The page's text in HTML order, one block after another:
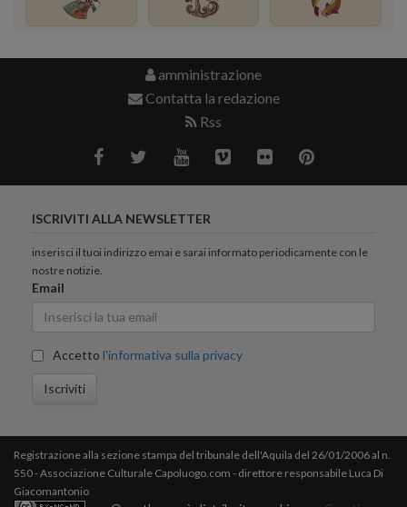
amministrazione
Contatta la redazione
Rss
ISCRIVITI ALLA NEWSLETTER
inserisci il tuoi indirizzo emai e sarai informato periodicamente con le
nostre notizie.
Email
Accetto l'informativa sulla privacy
Iscriviti
Registrazione alla sezione stampa del tribunale dell'Aquila del 26/01/2006 al n.
550 - Associazione Culturale Capoluogo.com - direttore responsabile Luca Di
Giacomantonio